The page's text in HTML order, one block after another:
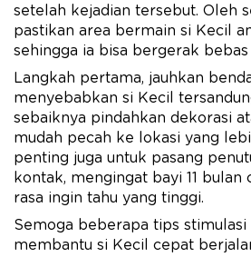
setelah kejadian tersebut. Oleh
pastikan area bermain si Kecil
sehingga ia bisa bergerak bebas
Langkah pertama, jauhkan
menyebabkan si Kecil
sebaiknya pindahkan dekorasi
mudah pecah ke lokasi yang
penting juga untuk pasang
kontak, mengingat bayi 11
rasa ingin tahu yang tinggi.
Semoga beberapa tips stimulasi
membantu si Kecil cepat